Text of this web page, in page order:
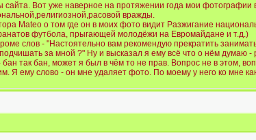
Вот уже наверное на протяжении года мои
вражды.
Mateo о том где он в моих фото видит Разжигание
футбола, прыгающей молодëжи на Евромайдане и т.д.)
слов - "Настоятельно вам рекомендую прекратить
за мной ?" Ну и высказал я ему всë что о нëм думаю
так бан, может я был в чëм то не прав. Вопрос не в этом,
Я ему слово - он мне удаляет фото. По моему у него ко мне